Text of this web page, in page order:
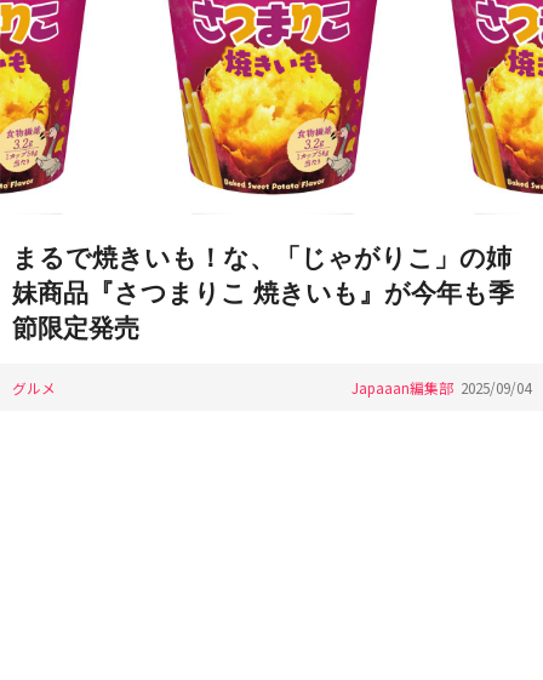
まるで焼きいも！な、「じゃがりこ」の姉
妹商品『さつまりこ 焼きいも』が今年も季
節限定発売
グルメ Japaaan編集部 2025/09/04